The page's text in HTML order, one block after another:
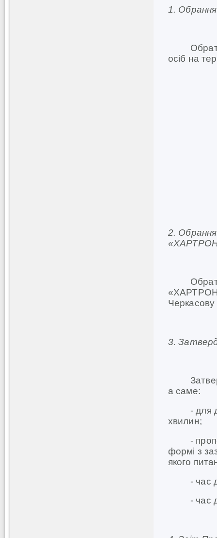
1. Обрання
Обрати
осіб на
2. Обрання
Обрати
Черкасову
3.
а саме:
- для
хвилин;
-
формі з
якого
- час
- час